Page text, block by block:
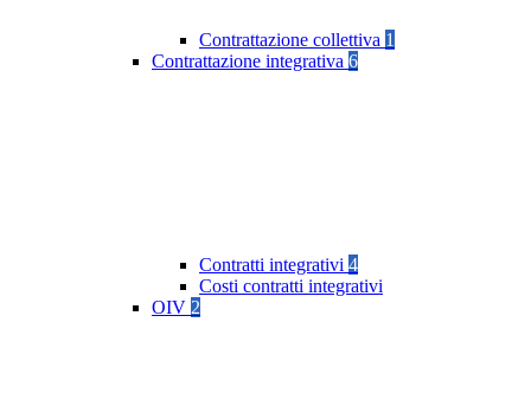
Contrattazione collettiva 1
Contrattazione integrativa 6
Contratti integrativi 4
Costi contratti integrativi
OIV 2